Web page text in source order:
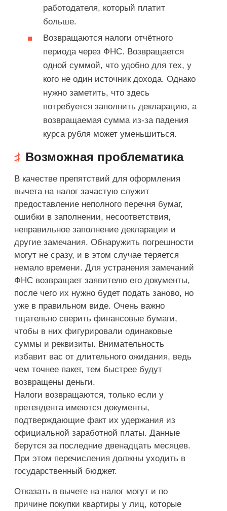
работодателя, который платит
больше.
Возвращаются налоги отчётного
периода через ФНС. Возвращается
одной суммой, что удобно для тех, у
кого не один источник дохода. Однако
нужно заметить, что здесь
потребуется заполнить декларацию, а
возвращаемая сумма из-за падения
курса рубля может уменьшиться.
Возможная проблематика
В качестве препятствий для оформления
вычета на налог зачастую служит
предоставление неполного перечня бумаг,
ошибки в заполнении, несоответствия,
неправильное заполнение декларации и
другие замечания. Обнаружить погрешности
могут не сразу, и в этом случае теряется
немало времени. Для устранения замечаний
ФНС возвращает заявителю его документы,
после чего их нужно будет подать заново, но
уже в правильном виде. Очень важно
тщательно сверить финансовые бумаги,
чтобы в них фигурировали одинаковые
суммы и реквизиты. Внимательность
избавит вас от длительного ожидания, ведь
чем точнее пакет, тем быстрее будут
возвращены деньги.
Налоги возвращаются, только если у
претендента имеются документы,
подтверждающие факт их удержания из
официальной заработной платы. Данные
берутся за последние двенадцать месяцев.
При этом перечисления должны уходить в
государственный бюджет.
Отказать в вычете на налог могут и по
причине покупки квартиры у лиц, которые